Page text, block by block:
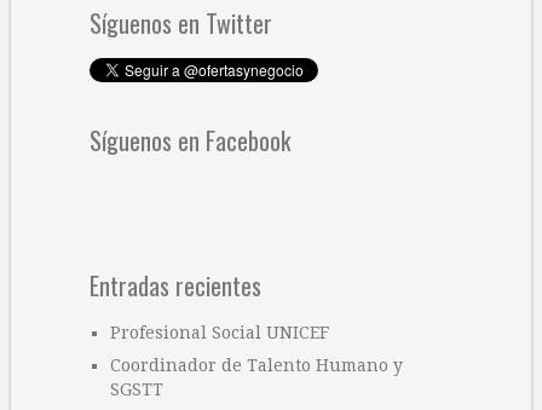
Síguenos en Twitter
Síguenos en Facebook
Entradas recientes
Profesional Social UNICEF
Coordinador de Talento Humano y
SGSTT